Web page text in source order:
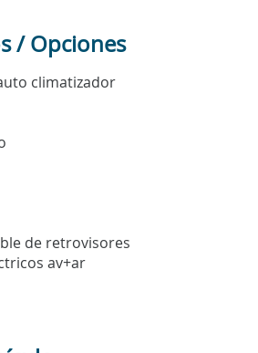
/ Opciones
climatizador
de retrovisores
av+ar